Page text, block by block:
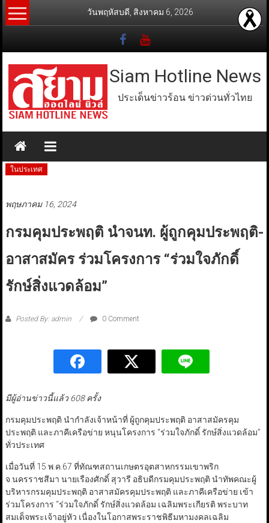
Skip
to
วันพฤหัสบดี, สิงหาคม 6, 2026
Siam Hotline News
ประเด็นข่าวร้อน ข่าวด่วนทั่วไทย
ในประเทศ
พฤษภาคม 16, 2024
กรมคุมประพฤติ นำจนท. ผู้ถูกคุมประพฤติ-
อาสาสมัคร ร่วมโครงการ “ร่วมใจภักดิ์
รักษ์สิ่งแวดล้อม”
Posted By: admin 0 Comment
มีผู้อ่านข่าวนี้แล้ว 608 ครั้ง
กรมคุมประพฤติ นำกำลังเจ้าหน้าที่ ผู้ถูกคุมประพฤติ อาสาสมัครคุม
ประพฤติ และภาคีเครือข่าย หนุนโครงการ “ร่วมใจภักดิ์ รักษ์สิ่งแวดล้อม”
ทั่วประเทศ
เมื่อวันที่ 15 พ.ค.67 ที่ทัณฑสถานเกษตรอุตสาหกรรมเขาพริก
จ.นครราชสีมา นายเรืองศักดิ์ สุวารี อธิบดีกรมคุมประพฤติ นำทัพคณะผู้
บริหารกรมคุมประพฤติ อาสาสมัครคุมประพฤติ และภาคีเครือข่าย เข้า
ร่วมโครงการ “ร่วมใจภักดิ์ รักษ์สิ่งแวดล้อม เฉลิมพระเกียรติ พระบาท
สมเด็จพระเจ้าอยู่หัว เนื่องในโอกาสพระราชพิธีมหามงคลเฉลิม